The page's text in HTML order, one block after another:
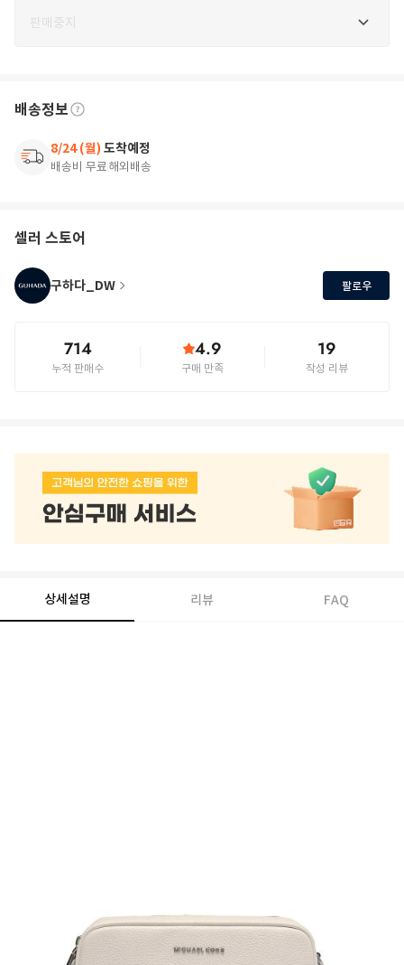
판매중지
배송정보
8/24 (월) 도착예정
배송비 무료해외배송
셀러 스토어
구하다_DW 팔로우
714
누적 판매수
4.9
구매 만족
19
작성 리뷰
상세설명 리뷰 FAQ